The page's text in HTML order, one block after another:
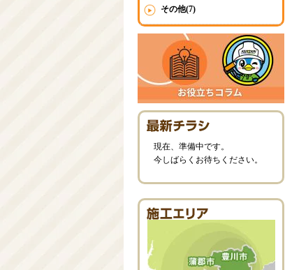
その他(7)
現在、準備中です。
今しばらくお待ちください。